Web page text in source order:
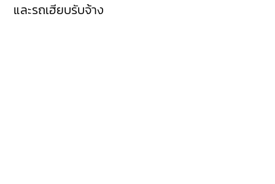
และรถเฮียบรับจ้าง